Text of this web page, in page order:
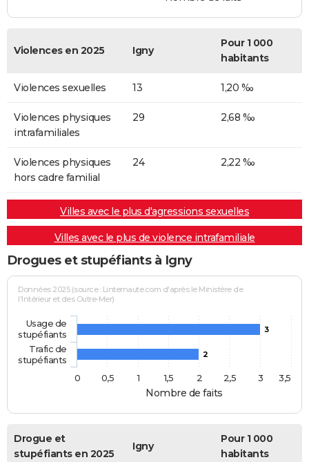
Violences en 2025 Igny
Pour 1 000
habitants
Violences sexuelles 13 1,20 ‰
Violences physiques
intrafamiliales
29 2,68 ‰
Violences physiques
hors cadre familial
24 2,22 ‰
Villes avec le plus d'agressions sexuelles
Villes avec le plus de violence intrafamiliale
Drogues et stupéfiants à Igny
Nombre de faits
Données 2025 (source : Linternaute.com d'après le Ministère de
l'Intérieur et des Outre-Mer)
3
2
Usage de
stupéfiants
Trafic de
stupéfiants
0
0,5 1 1,5 2 2,5 3 3,5
Drogue et
stupéfiants en 2025
Igny
Pour 1 000
habitants